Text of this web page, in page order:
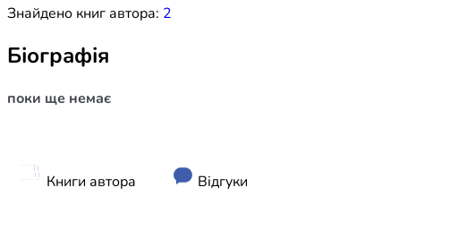
Знайдено книг автора: 2
Біографія
поки ще немає
Книги автора Відгуки